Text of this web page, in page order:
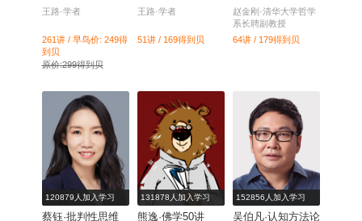
王路·学者
261讲 / 早鸟价: 249得
到贝
原价:299得到贝
王路·学者
51讲 / 169得到贝
赵金刚·清华大学哲学
系长聘副教授
64讲 / 179得到贝
120879人加入学习
蔡钰·批判性思维
131878人加入学习
熊逸·佛学50讲
152856人加入学习
吴伯凡·认知方法论